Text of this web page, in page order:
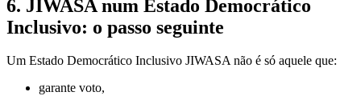
6. JIWASA num Estado Democrático
Inclusivo: o passo seguinte
Um Estado Democrático Inclusivo JIWASAnão é só aquele que:
garante voto,